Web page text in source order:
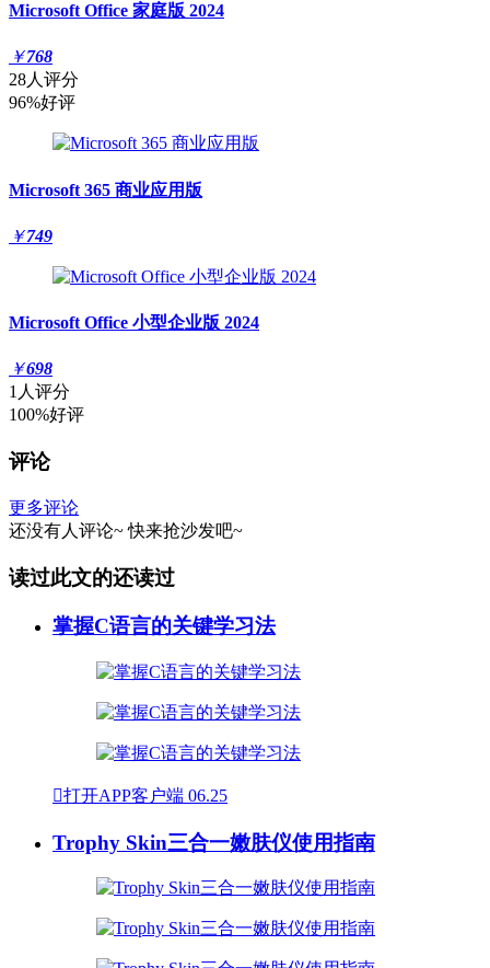
Microsoft Office 家庭版 2024
￥768
28人评分
96%好评
Microsoft 365 商业应用版
￥749
Microsoft Office 小型企业版 2024
￥698
1人评分
100%好评
评论
更多评论
还没有人评论~ 快来抢沙发吧~
读过此文的还读过
掌握C语言的关键学习法
打开APP客户端 06.25
Trophy Skin三合一嫩肤仪使用指南